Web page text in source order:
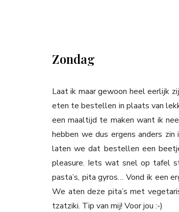
Zondag
Laat ik maar gewoon heel eerlijk
eten te bestellen in plaats van
een maaltijd te maken want ik
hebben we dus ergens anders
laten we dat bestellen een
pleasure. Iets wat snel op tafel
pasta’s, pita gyros… Vond ik een
We aten deze pita’s met
tzatziki. Tip van mij! Voor jou :-)